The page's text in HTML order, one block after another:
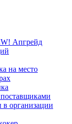
Апгрейд
на место
организации